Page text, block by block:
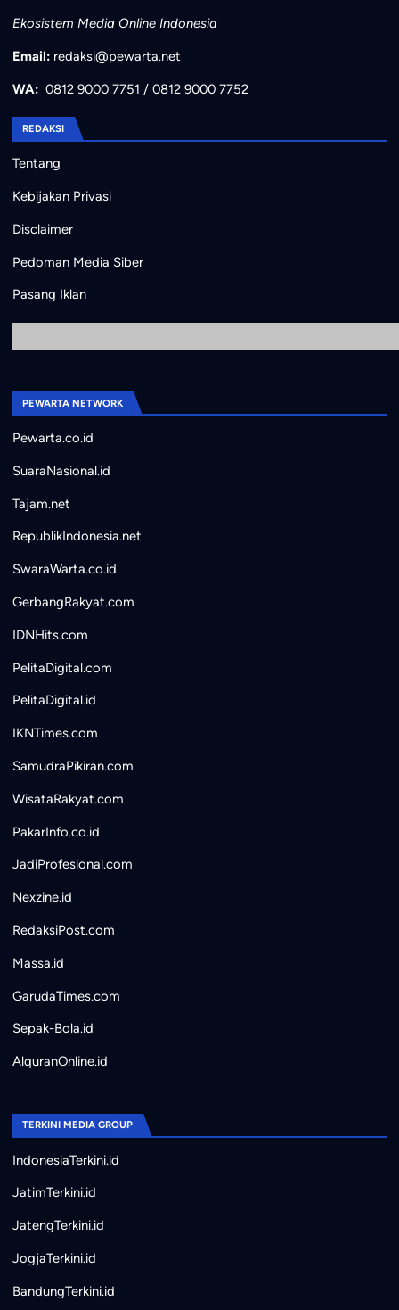
Ekosistem Media Online Indonesia
Email: redaksi@pewarta.net
WA: 0812 9000 7751 / 0812 9000 7752
REDAKSI
Tentang
Kebijakan Privasi
Disclaimer
Pedoman Media Siber
Pasang Iklan
PEWARTA NETWORK
Pewarta.co.id
SuaraNasional.id
Tajam.net
RepublikIndonesia.net
SwaraWarta.co.id
GerbangRakyat.com
IDNHits.com
PelitaDigital.com
PelitaDigital.id
IKNTimes.com
SamudraPikiran.com
WisataRakyat.com
PakarInfo.co.id
JadiProfesional.com
Nexzine.id
RedaksiPost.com
Massa.id
GarudaTimes.com
Sepak-Bola.id
AlquranOnline.id
TERKINI MEDIA GROUP
IndonesiaTerkini.id
JatimTerkini.id
JatengTerkini.id
JogjaTerkini.id
BandungTerkini.id